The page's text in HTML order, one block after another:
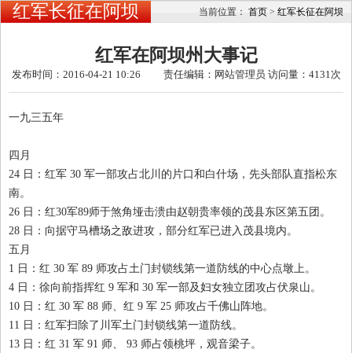
红军长征在阿坝 当前位置： 首页 > 红军长征在阿坝
红军在阿坝州大事记
发布时间：2016-04-21 10:26 责任编辑：网站管理员 访问量： 4131次
一九三五年
四月
24 日：红军 30 军一部攻占北川的片口和白什场，先头部队直指松东
南。
26 日：红30军89师于煞角垭击溃由赵朝贵率领的茂县东区第五团。
28 日：向据守马槽场之敌进攻，部分红军已进入茂县境内。
五月
1
日：红 30 军 89 师攻占土门封锁线第一道防线的中心点墩上。
4 日：徐向前指挥红 9 军和 30 军一部及妇女独立团攻占伏泉山。
10 日：红 30 军 88 师、红 9 军 25 师攻占千佛山阵地。
11
日：红军扫除了川军土门封锁线第一道防线。
13 日：红 31 军 91 师、 93 师占领桃坪，观音梁子。